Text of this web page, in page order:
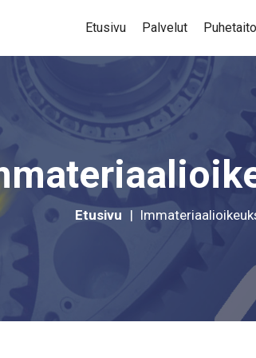
Etusivu Palvelut Puhetaito
Etusivu |